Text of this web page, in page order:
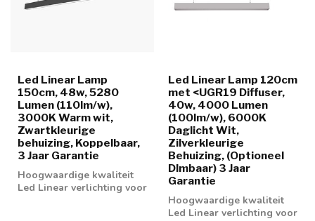
Led Linear Lamp
150cm, 48w, 5280
Lumen (110lm/w),
3000K Warm wit,
Zwartkleurige
behuizing, Koppelbaar,
3 Jaar Garantie
Hoogwaardige kwaliteit
Led Linear verlichting voor
Led Linear Lamp 120cm
met <UGR19 Diffuser,
40w, 4000 Lumen
(100lm/w), 6000K
Daglicht Wit,
Zilverkleurige
Behuizing, (Optioneel
DImbaar) 3 Jaar
Garantie
Hoogwaardige kwaliteit
Led Linear verlichting voor